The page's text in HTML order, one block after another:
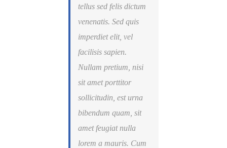
tellus sed felis dictum
venenatis. Sed quis
imperdiet elit, vel
facilisis sapien.
Nullam pretium, nisi
sit amet porttitor
sollicitudin, est urna
bibendum quam, sit
amet feugiat nulla
lorem a mauris. Cum